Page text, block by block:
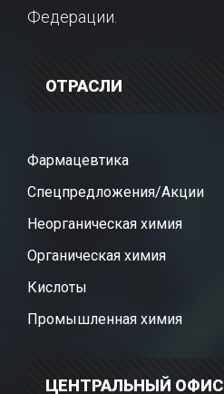
Федерации.
ОТРАСЛИ
Фармацевтика
Спецпредложения/Акции
Неорганическая химия
Органическая химия
Кислоты
Промышленная химия
ЦЕНТРАЛЬНЫЙ ОФИС